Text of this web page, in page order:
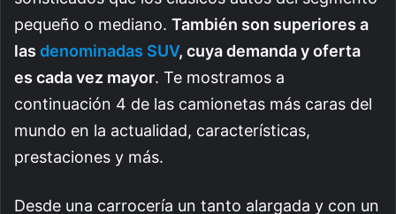
pequeño o mediano. También son superiores a
las denominadas SUV, cuya demanda y oferta
es cada vez mayor. Te mostramos a
continuación 4 de las camionetas más caras del
mundo en la actualidad, características,
prestaciones y más.
Desde una carrocería un tanto alargada y con un